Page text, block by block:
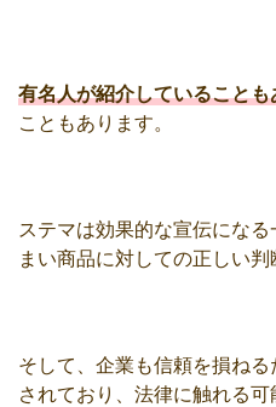
有名人が紹介していること
こともあります。
ステマは効果的な宣伝にな
まい商品に対しての正しい判
そして、企業も信頼を損ね
されており、法律に触れる可